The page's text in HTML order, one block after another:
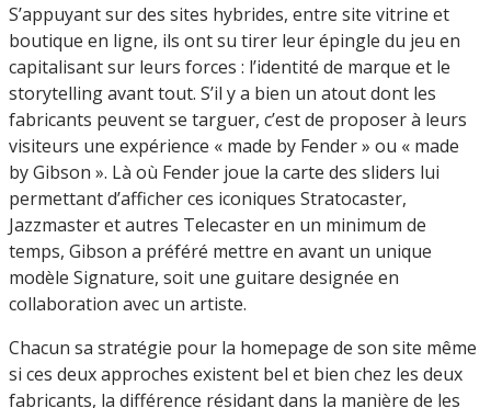
S’appuyant sur des sites hybrides, entre site vitrine et
boutique en ligne, ils ont su tirer leur épingle du jeu en
capitalisant sur leurs forces : l’identité de marque et le
storytelling avant tout. S’il y a bien un atout dont les
fabricants peuvent se targuer, c’est de proposer à leurs
visiteurs une expérience « made by Fender » ou « made
by Gibson ». Là où Fender joue la carte des sliders lui
permettant d’afficher ces iconiques Stratocaster,
Jazzmaster et autres Telecaster en un minimum de
temps, Gibson a préféré mettre en avant un unique
modèle Signature, soit une guitare designée en
collaboration avec un artiste.
Chacun sa stratégie pour la homepage de son site même
si ces deux approches existent bel et bien chez les deux
fabricants, la différence résidant dans la manière de les